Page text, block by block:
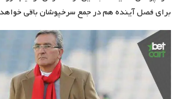
برای فصل آینده هم در جمع سرخپوشان باقی خواهد